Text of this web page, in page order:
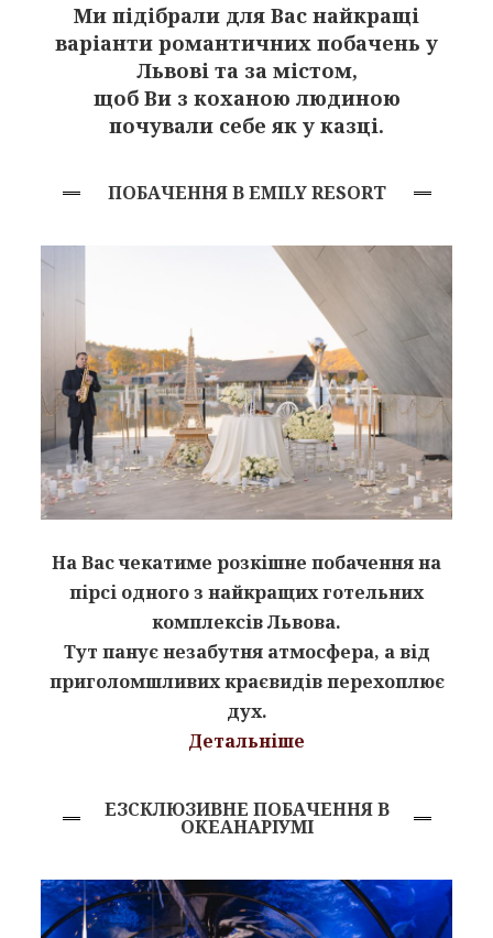
Ми підібрали для Вас найкращі
варіанти романтичних побачень у
Львові та за містом,
щоб Ви з коханою людиною
почували себе як у казці.
ПОБАЧЕННЯ В EMILY RESORT
На Вас чекатиме розкішне побачення на
пірсі одного з найкращих готельних
комплексів Львова.
Тут панує незабутня атмосфера, а від
приголомшливих краєвидів перехоплює
дух.
Детальніше
ЕЗСКЛЮЗИВНЕ ПОБАЧЕННЯ В
ОКЕАНАРІУМІ